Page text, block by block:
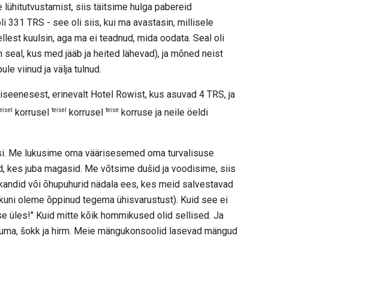
lühitutvustamist, siis täitsime hulga pabereid
331 TRS - see oli siis, kui ma avastasin, millisele
kuulsin, aga ma ei teadnud, mida oodata. Seal oli
kus med jääb ja heited lähevad), ja mõned neist
viinud ja välja tulnud.
erinevalt Hotel Rowist, kus asuvad 4 TRS, ja
korrusel teisel korrusel teise korruse ja neile öeldi
Me lukusime oma väärisesemed oma turvalisuse
kes juba magasid. Me vőtsime dušid ja voodisime, siis
või õhupuhurid nädala ees, kes meid salvestavad
oleme õppinud tegema ühisvarustust). Kuid see ei
üles!" Kuid mitte kõik hommikused olid sellised. Ja
šokk ja hirm. Meie mängukonsoolid lasevad mängud